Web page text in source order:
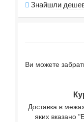
Знайшли
Ви можете
Доставка в
яких вказано